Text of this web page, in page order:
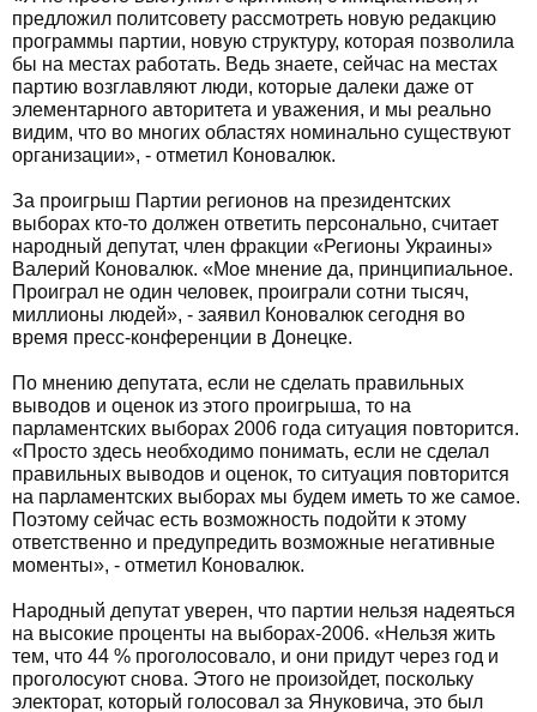
предложил политсовету рассмотреть новую редакцию
программы партии, новую структуру, которая позволила
бы на местах работать. Ведь знаете, сейчас на местах
партию возглавляют люди, которые далеки даже от
элементарного авторитета и уважения, и мы реально
видим, что во многих областях номинально существуют
организации», - отметил Коновалюк.
За проигрыш Партии регионов на президентских
выборах кто-то должен ответить персонально, считает
народный депутат, член фракции «Регионы Украины»
Валерий Коновалюк. «Мое мнение да, принципиальное.
Проиграл не один человек, проиграли сотни тысяч,
миллионы людей», - заявил Коновалюк сегодня во
время пресс-конференции в Донецке.
По мнению депутата, если не сделать правильных
выводов и оценок из этого проигрыша, то на
парламентских выборах 2006 года ситуация повторится.
«Просто здесь необходимо понимать, если не сделал
правильных выводов и оценок, то ситуация повторится
на парламентских выборах мы будем иметь то же самое.
Поэтому сейчас есть возможность подойти к этому
ответственно и предупредить возможные негативные
моменты», - отметил Коновалюк.
Народный депутат уверен, что партии нельзя надеяться
на высокие проценты на выборах-2006. «Нельзя жить
тем, что 44 % проголосовало, и они придут через год и
проголосуют снова. Этого не произойдет, поскольку
электорат, который голосовал за Януковича, это был